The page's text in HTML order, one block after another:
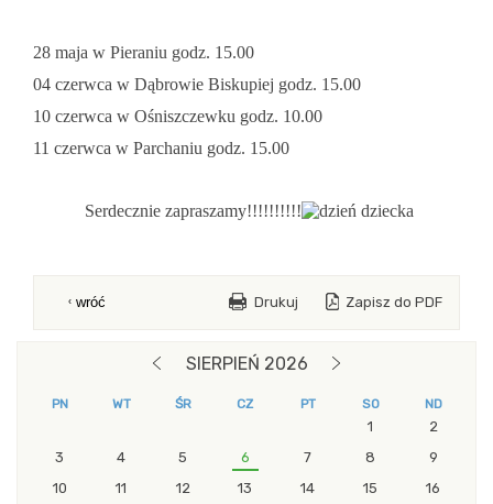
28 maja w Pieraniu godz. 15.00
04 czerwca w Dąbrowie Biskupiej godz. 15.00
10 czerwca w Ośniszczewku godz. 10.00
11 czerwca w Parchaniu godz. 15.00
Serdecznie zapraszamy!!!!!!!!!!
wróć Drukuj Zapisz do PDF
POPRZEDNI MIESIĄC
SIERPIEŃ 2026
PN WT ŚR CZ PT SO ND
1
2
3
4 5 6 7 8
9
10
11 12 13 14 15
16